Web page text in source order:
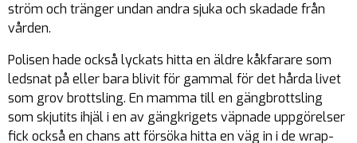
ström och tränger undan andra sjuka och skadade från
vården.
Polisen hade också lyckats hitta en äldre kåkfarare som
ledsnat på eller bara blivit för gammal för det hårda livet
som grov brottsling. En mamma till en gängbrottsling
som skjutits ihjäl i en av gängkrigets väpnade uppgörelser
fick också en chans att försöka hitta en väg in i de wrap-